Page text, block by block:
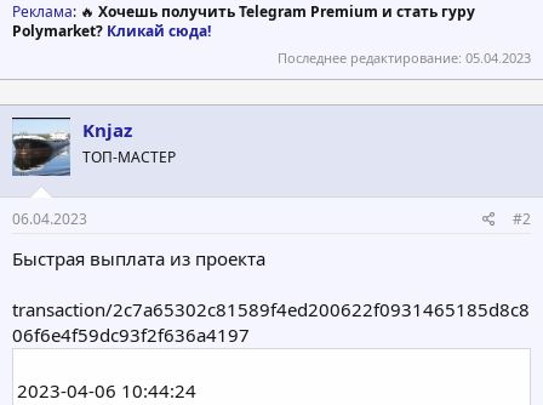
Реклама: 🔥 Хочешь получить Telegram Premium и стать гуру
Polymarket? Кликай сюда!
Последнее редактирование: 05.04.2023
Knjaz
ТОП-МАСТЕР
06.04.2023 #2
Быстрая выплата из проекта
transaction/2c7a65302c81589f4ed200622f0931465185d8c8
06f6e4f59dc93f2f636a4197
2023-04-06 10:44:24